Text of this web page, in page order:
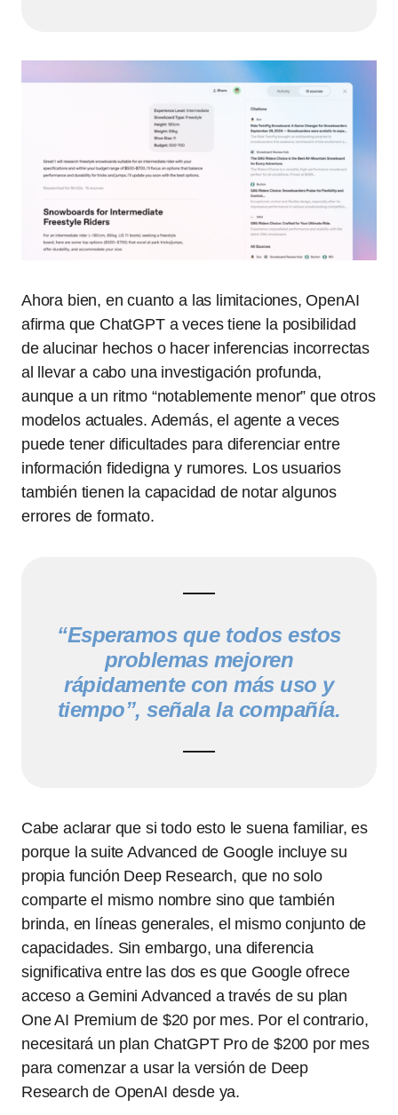
Ahora bien, en cuanto a las limitaciones, OpenAI
afirma que ChatGPT a veces tiene la posibilidad
de alucinar hechos o hacer inferencias incorrectas
al llevar a cabo una investigación profunda,
aunque a un ritmo “notablemente menor” que otros
modelos actuales. Además, el agente a veces
puede tener dificultades para diferenciar entre
información fidedigna y rumores. Los usuarios
también tienen la capacidad de notar algunos
errores de formato.
“Esperamos que todos estos
problemas mejoren
rápidamente con más uso y
tiempo”, señala la compañía.
Cabe aclarar que si todo esto le suena familiar, es
porque la suite Advanced de Google incluye su
propia función Deep Research, que no solo
comparte el mismo nombre sino que también
brinda, en líneas generales, el mismo conjunto de
capacidades. Sin embargo, una diferencia
significativa entre las dos es que Google ofrece
acceso a Gemini Advanced a través de su plan
One AI Premium de $20 por mes. Por el contrario,
necesitará un plan ChatGPT Pro de $200 por mes
para comenzar a usar la versión de Deep
Research de OpenAI desde ya.